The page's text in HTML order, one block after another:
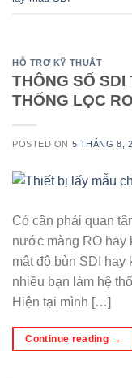
HỖ TRỢ KỸ THUẬT
THÔNG SỐ SDI
THỐNG LỌC RO
POSTED ON 5 THÁNG 8,
Có cần phải quan
nước màng RO hay
mật độ bùn SDI hay
nhiều bạn làm hệ
Hiện tại mình […]
Continue reading →